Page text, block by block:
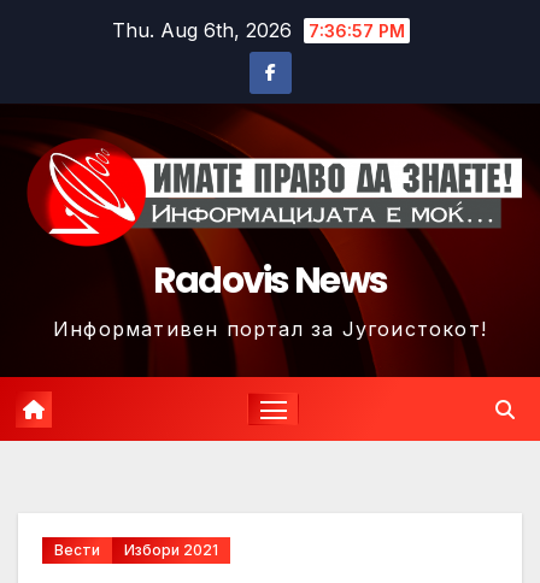
Thu. Aug 6th, 2026 7:37:00 PM
Radovis News
Информативен портал за Југоистокот!
Вести Избори 2021